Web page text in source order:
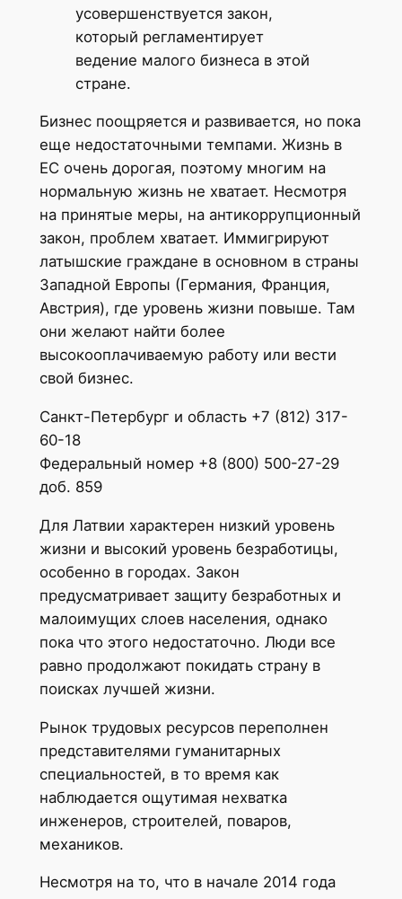
усовершенствуется закон,
который регламентирует
ведение малого бизнеса в этой
стране.
Бизнес поощряется и развивается, но пока
еще недостаточными темпами. Жизнь в
ЕС очень дорогая, поэтому многим на
нормальную жизнь не хватает. Несмотря
на принятые меры, на антикоррупционный
закон, проблем хватает. Иммигрируют
латышские граждане в основном в страны
Западной Европы (Германия, Франция,
Австрия), где уровень жизни повыше. Там
они желают найти более
высокооплачиваемую работу или вести
свой бизнес.
Санкт-Петербург и область +7 (812) 317-
60-18
Федеральный номер +8 (800) 500-27-29
доб. 859
Для Латвии характерен низкий уровень
жизни и высокий уровень безработицы,
особенно в городах. Закон
предусматривает защиту безработных и
малоимущих слоев населения, однако
пока что этого недостаточно. Люди все
равно продолжают покидать страну в
поисках лучшей жизни.
Рынок трудовых ресурсов переполнен
представителями гуманитарных
специальностей, в то время как
наблюдается ощутимая нехватка
инженеров, строителей, поваров,
механиков.
Несмотря на то, что в начале 2014 года